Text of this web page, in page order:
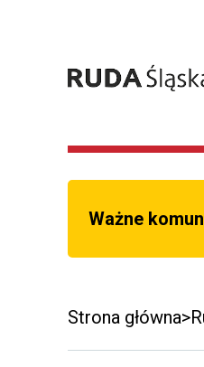
Ważne
Strona główna